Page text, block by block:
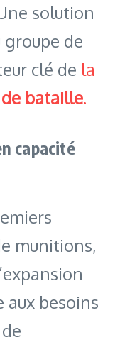
solution
de
clé de la
bataille.
capacité
munitions,
aux besoins